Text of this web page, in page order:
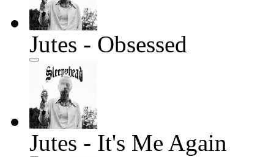
Jutes - Obsessed
Jutes - It's Me Again